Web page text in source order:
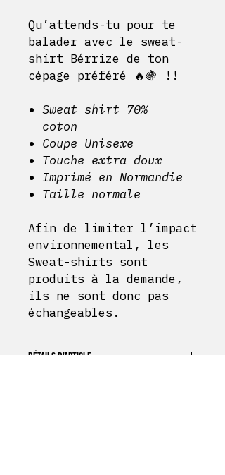
Qu’attends-tu pour te
balader avec le sweat-
shirt Bérrize de ton
cépage préféré 🔥🍇 !!
Sweat shirt 70%
coton
Coupe Unisexe
Touche extra doux
Imprimé en Normandie
Taille normale
Afin de limiter l’impact
environnemental, les
Sweat-shirts sont
produits à la demande,
ils ne sont donc pas
échangeables.
DÉTAILS D'ARTICLE